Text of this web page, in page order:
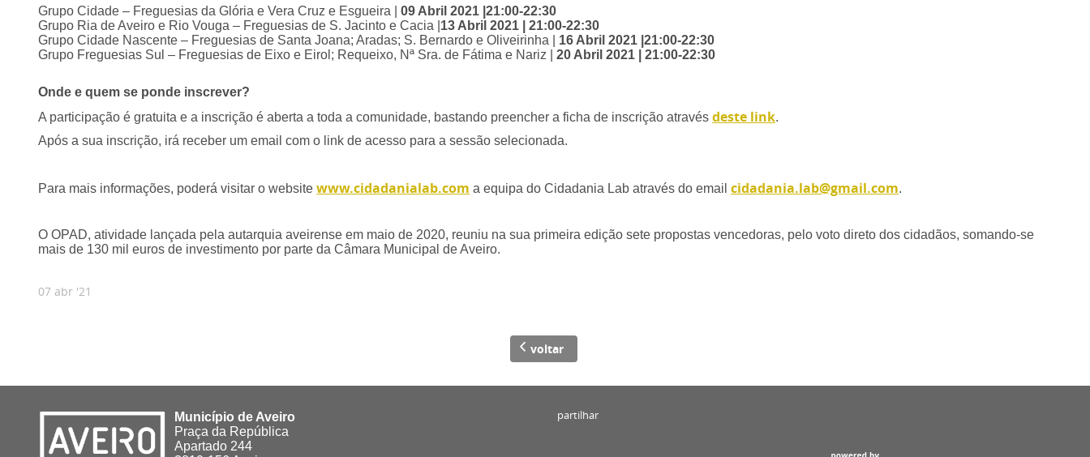
Grupo Cidade – Freguesias da Glória e Vera Cruz e Esgueira | 09 Abril 2021 |21:00-22:30
Grupo Ria de Aveiro e Rio Vouga – Freguesias de S. Jacinto e Cacia | 13 Abril 2021 | 21:00-22:30
Grupo Cidade Nascente – Freguesias de Santa Joana; Aradas; S. Bernardo e Oliveirinha | 16 Abril 2021 |21:00-22:30
Grupo Freguesias Sul – Freguesias de Eixo e Eirol; Requeixo, Nª Sra. de Fátima e Nariz |
20 Abril 2021 | 21:00-22:30
Onde e quem se ponde inscrever?
A participação é gratuita e a inscrição é aberta a toda a comunidade, bastando preencher a ficha de inscrição através deste link.
Após a sua inscrição, irá receber um email com o link de acesso para a sessão selecionada.
Para mais informações, poderá visitar o website www.cidadanialab.com a equipa do Cidadania Lab através do email cidadania.lab@gmail.com.
O OPAD, atividade lançada pela autarquia aveirense em maio de 2020, reuniu na sua primeira edição sete propostas vencedoras, pelo voto direto dos cidadãos, somando-se
mais de 130 mil euros de investimento por parte da Câmara Municipal de Aveiro.
07 abr '21
voltar
Município de Aveiro
Praça da República
Apartado 244
partilhar